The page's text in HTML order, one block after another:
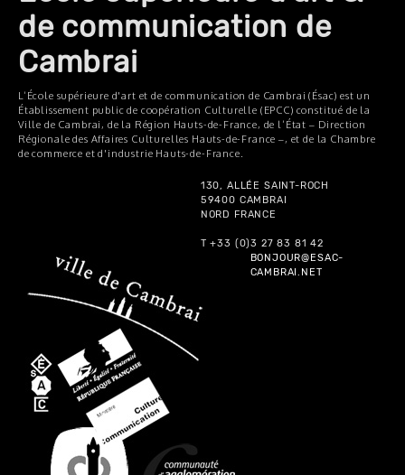
de communication de
Cambrai
L’École supérieure d'art et de communication de Cambrai (Ésac) est un
Établissement public de coopération Culturelle (EPCC) constitué de la
Ville de Cambrai, de la Région Hauts-de-France, de l’État – Direction
Régionale des Affaires Culturelles Hauts-de-France –, et de la Chambre
de commerce et d'industrie Hauts-de-France.
130, ALLÉE SAINT-ROCH
59400 CAMBRAI
NORD FRANCE
T +33 (0)3 27 83 81 42
BONJOUR@ESAC-
CAMBRAI.NET